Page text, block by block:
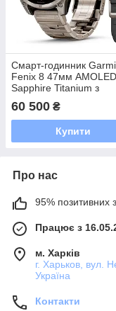
Смарт-годинник
Fenix 8 47мм AMOLED
Sapphire Titanium з
60 500 ₴
Купити
Про нас
95% позитивних з
Працює з
м. Харків
г. Харьков, вул.
Україна
Контакти